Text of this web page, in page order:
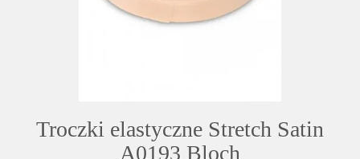
Troczki elastyczne Stretch Satin
A0193 Bloch